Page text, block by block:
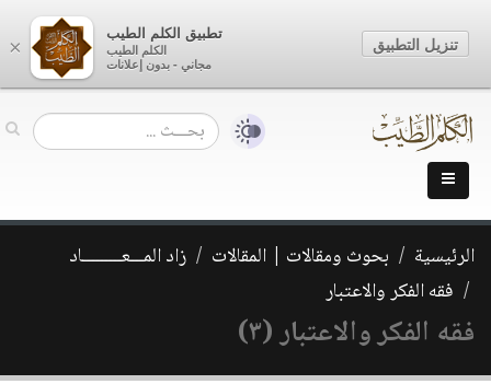
الرئيسية بحوث ومقالات | المقالات
زاد المـــعـــــــــاد
فقه الفكر والاعتبار
فقه الفكر والاعتبار (٣)
×
تطبيق الكلم الطيب
الكلم الطيب
مجاني - بدون إعلانات
تنزيل التطبيق